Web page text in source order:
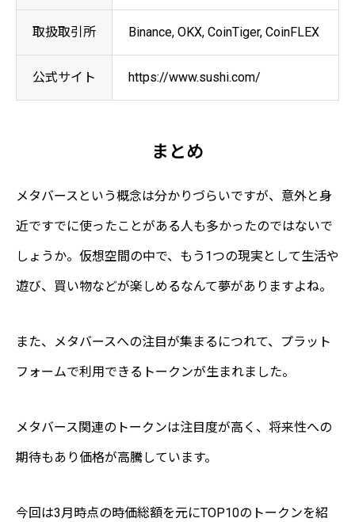
取扱取引所 Binance, OKX, CoinTiger, CoinFLEX
公式サイト https://www.sushi.com/
まとめ
メタバースという概念は分かりづらいですが、意外と身
近ですでに使ったことがある人も多かったのではないで
しょうか。仮想空間の中で、もう1つの現実として生活や
遊び、買い物などが楽しめるなんて夢がありますよね。
また、メタバースへの注目が集まるにつれて、プラット
フォームで利用できるトークンが生まれました。
メタバース関連のトークンは注目度が高く、将来性への
期待もあり価格が高騰しています。
今回は3月時点の時価総額を元にTOP10のトークンを紹